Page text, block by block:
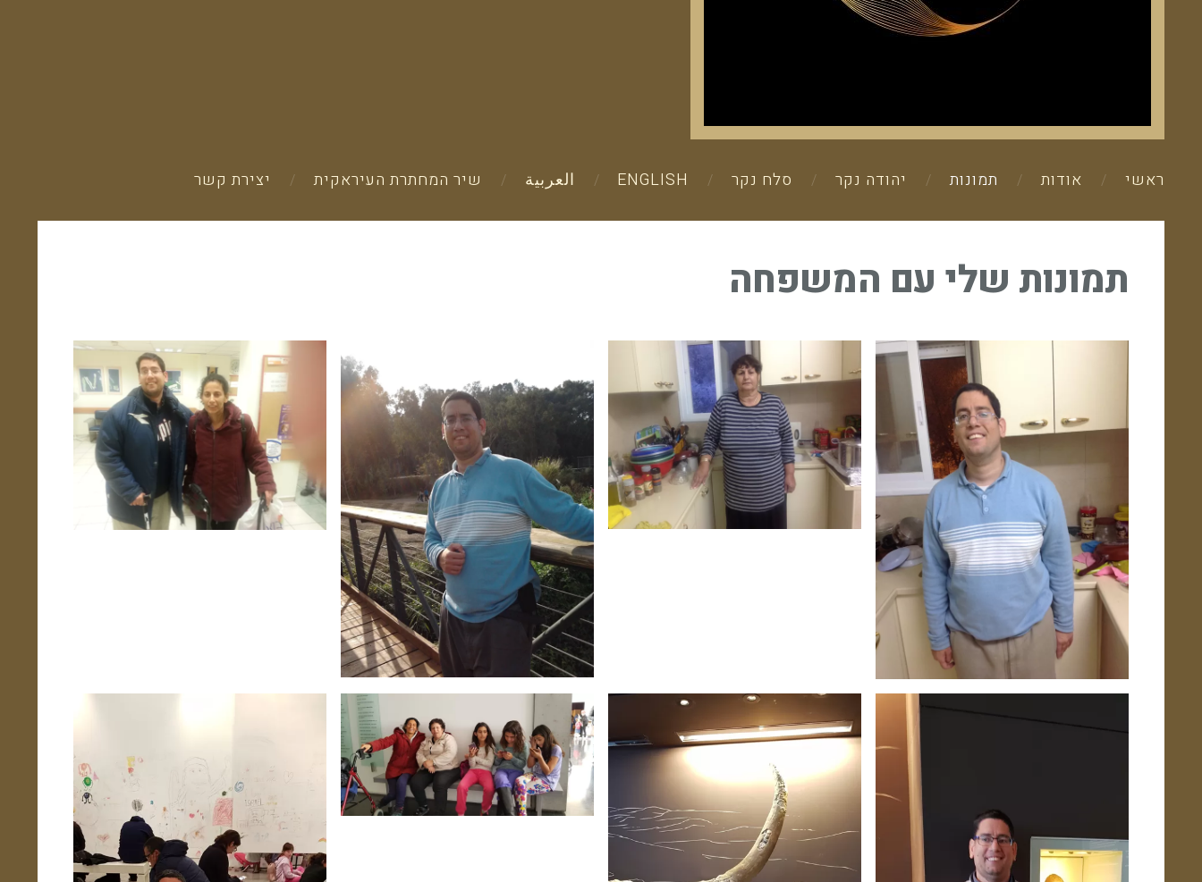
ראשי אודות תמונות יהודה נקר סלח נקר ENGLISH العربية שיר המחתרת העיראקית יצירת קשר
תמונות שלי עם המשפחה